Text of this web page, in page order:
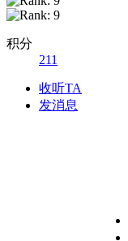
积分
211
收听TA
发消息